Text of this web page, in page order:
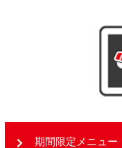
期間限定メニュー